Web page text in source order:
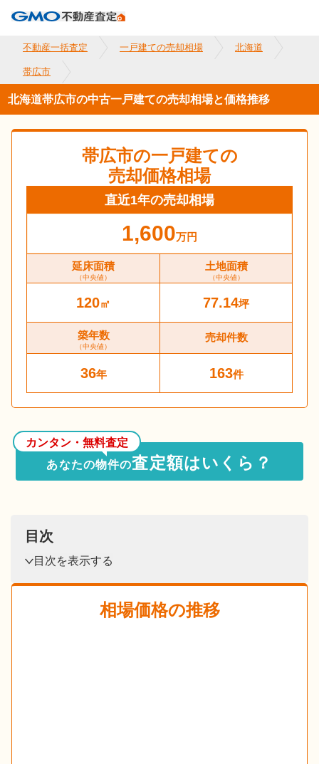
不動産一括査定 一戸建ての売却相場 北海道
帯広市
北海道帯広市の中古一戸建ての売却相場と価格推移
帯広市の一戸建ての
売却価格相場
直近1年の売却相場
1,600万円
延床面積
（中央値）
土地面積
（中央値）
120㎡ 77.14坪
築年数
（中央値）
売却件数
36年 163件
カンタン・無料査定
あなたの物件の査定額はいくら？
目次
目次を表示する
相場価格の推移